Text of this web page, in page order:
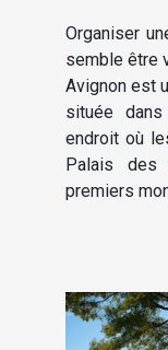
Organiser
semble être
Avignon est
située
endroit où
Palais des
premiers